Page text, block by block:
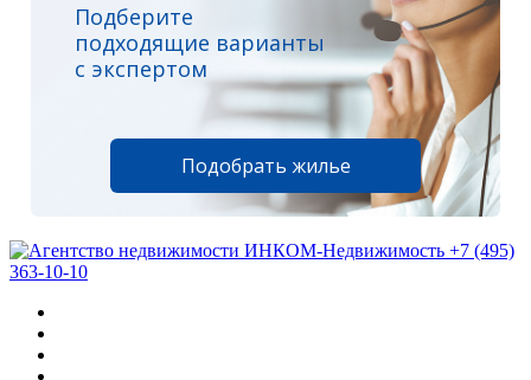
Подберите
подходящие варианты
с экспертом
Подобрать жилье
+7 (495)
363-10-10